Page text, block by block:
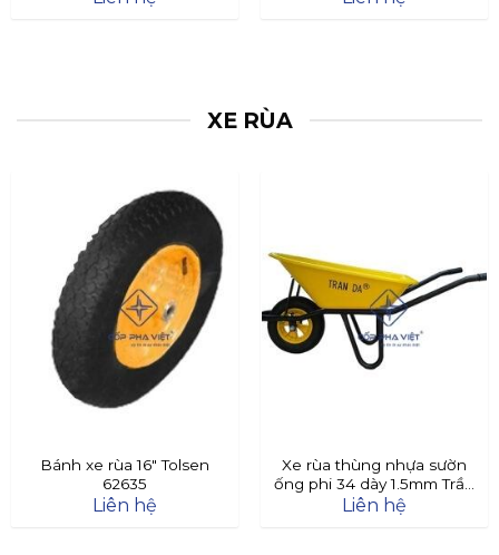
XE RÙA
Bánh xe rùa 16″ Tolsen
62635
Liên hệ
Xe rùa thùng nhựa sườn
ống phi 34 dày 1.5mm Trần
Đà
Liên hệ